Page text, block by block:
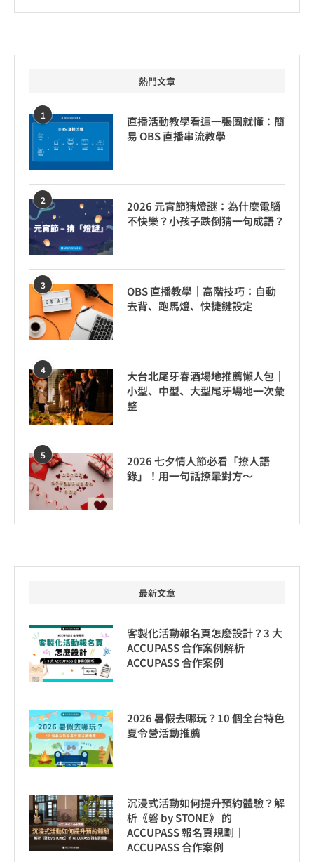
熱門文章
1
直播活動教學看這一張圖就懂：簡
易 OBS 直播串流教學
2
2026 元宵節猜燈謎：為什麼電腦
不快樂？小孩子跌倒猜一句成語？
3
OBS 直播教學｜高階技巧：自動
去背、跑馬燈、快捷鍵設定
4
大台北尾牙春酒場地推薦懶人包｜
小型、中型、大型尾牙場地一次彙
整
5
2026 七夕情人節必看「撩人語
錄」！用一句話撩暈對方～
最新文章
客製化活動報名頁怎麼設計？3 大
ACCUPASS 合作案例解析｜
ACCUPASS 合作案例
2026 暑假去哪玩？10 個全台特色
夏令營活動推薦
沉浸式活動如何提升預約體驗？解
析《磬 by STONE》 的
ACCUPASS 報名頁規劃｜
ACCUPASS 合作案例